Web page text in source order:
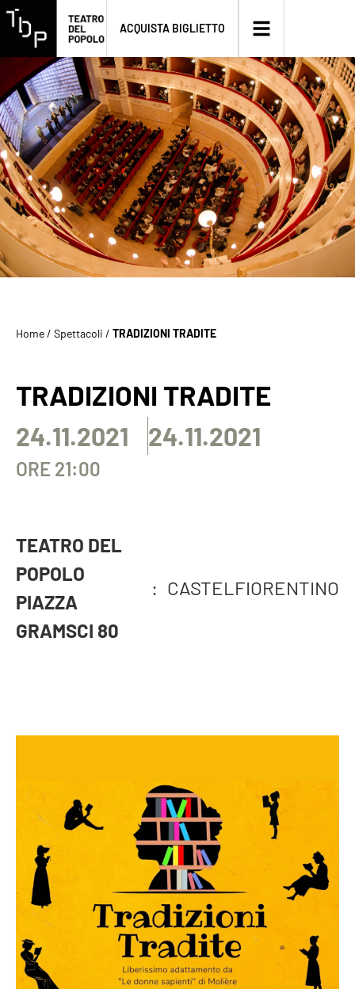
ACQUISTA BIGLIETTO
Home/ Spettacoli / TRADIZIONI TRADITE
TRADIZIONI TRADITE
24.11.2021 24.11.2021
ORE 21:00
TEATRO DEL
POPOLO
PIAZZA
GRAMSCI 80
: CASTELFIORENTINO